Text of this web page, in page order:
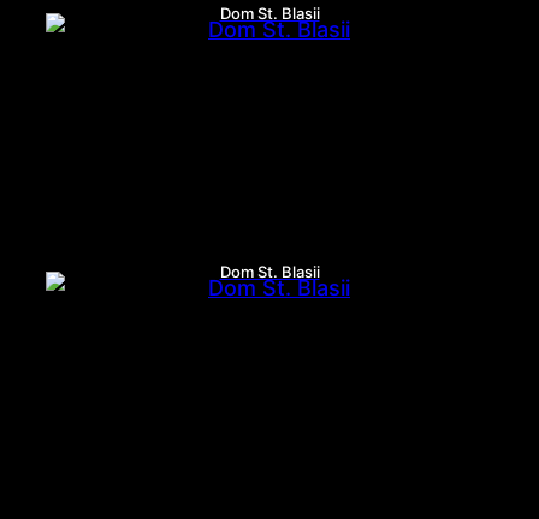
Dom St. Blasii
Dom St. Blasii